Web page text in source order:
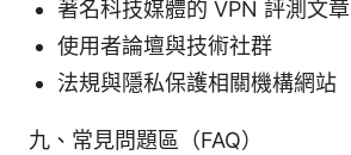
著名科技媒體的 VPN 評測文章
使用者論壇與技術社群
法規與隱私保護相關機構網站
九、常見問題區（FAQ）